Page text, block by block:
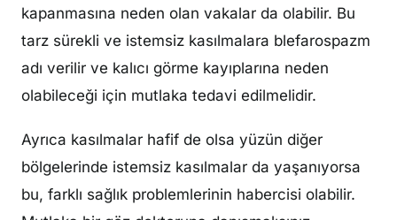
kapanmasına neden olan vakalar da olabilir. Bu
tarz sürekli ve istemsiz kasılmalara blefarospazm
adı verilir ve kalıcı görme kayıplarına neden
olabileceği için mutlaka tedavi edilmelidir.
Ayrıca kasılmalar hafif de olsa yüzün diğer
bölgelerinde istemsiz kasılmalar da yaşanıyorsa
bu, farklı sağlık problemlerinin habercisi olabilir.